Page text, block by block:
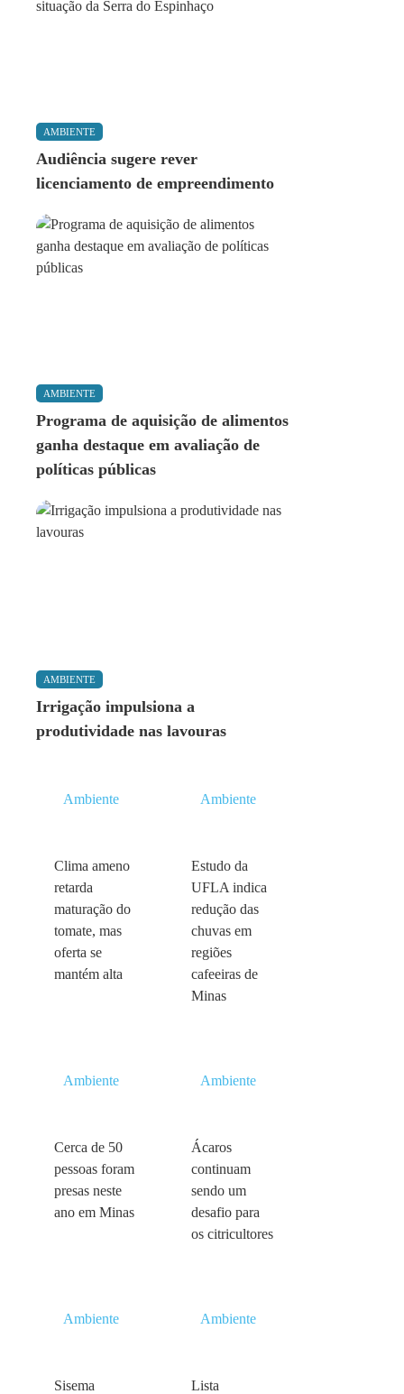
AMBIENTE
Audiência sugere rever
licenciamento de empreendimento
AMBIENTE
Programa de aquisição de alimentos
ganha destaque em avaliação de
políticas públicas
AMBIENTE
Irrigação impulsiona a
produtividade nas lavouras
Ambiente
Clima ameno
retarda
maturação do
tomate, mas
oferta se
mantém alta
Ambiente
Estudo da
UFLA indica
redução das
chuvas em
regiões
cafeeiras de
Minas
Ambiente
Cerca de 50
pessoas foram
presas neste
ano em Minas
Ambiente
Ácaros
continuam
sendo um
desafio para
os citricultores
Ambiente
Sisema
Ambiente
Lista